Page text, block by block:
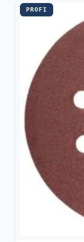
PROFI